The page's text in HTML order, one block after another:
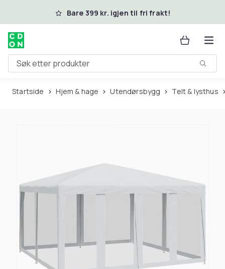
Hopp til hovedinnholdBare 399 kr. igjen til fri frakt!
Søk etter produkter
Startside Hjem & hage Utendørsbygg Telt & lysthus